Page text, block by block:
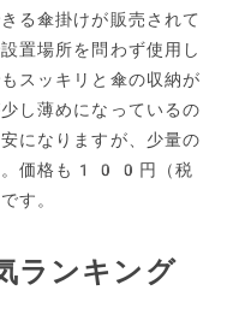
る傘掛けが販売されて
置場所を問わず使用し
スッキリと傘の収納が
し薄めになっているの
になりますが、少量の
。価格も100円（税
す。
ランキング